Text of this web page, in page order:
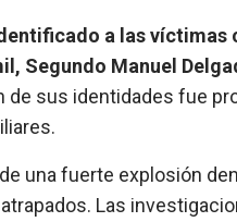
a las víctimas
Segundo Manuel
de sus identidades fue
una fuerte explosión
Las